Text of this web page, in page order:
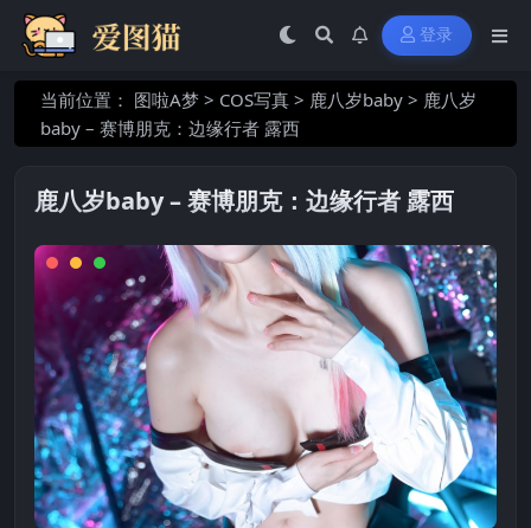
登录
当前位置： 图啦A梦 > COS写真 > 鹿八岁baby > 鹿八岁
baby – 赛博朋克：边缘行者 露西
鹿八岁baby – 赛博朋克：边缘行者 露西